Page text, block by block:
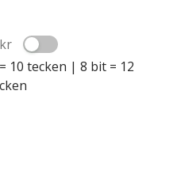
10 tecken | 8 bit = 12